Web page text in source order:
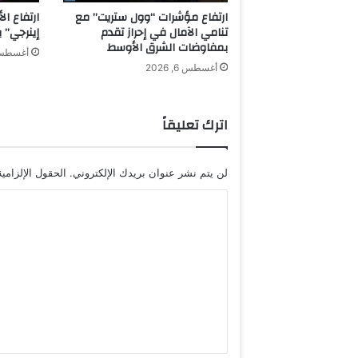
ل
م
ن
ارتفاع مؤشرات “وول ستريت” مع
تنامي الآمال في إحراز تقدم
بمفاوضات الشرق الأوسط
أغسطس 6, 2026
ارتفاع
إينرجي” بـ70% لتتجاوز
أغسطس 6,
اترك تعليقاً
لن يتم نشر عنوان بريدك الإلكتروني. الحقول